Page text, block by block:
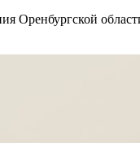
Оренбургской